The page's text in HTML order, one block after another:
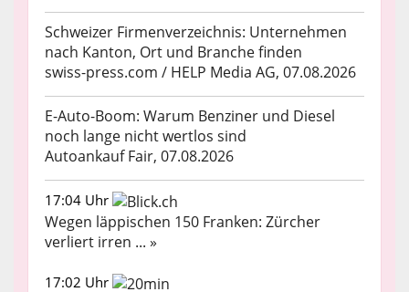
Schweizer Firmenverzeichnis: Unternehmen
nach Kanton, Ort und Branche finden
swiss-press.com / HELP Media AG, 07.08.2026
E-Auto-Boom: Warum Benziner und Diesel
noch lange nicht wertlos sind
Autoankauf Fair, 07.08.2026
17:04 Uhr
Wegen läppischen 150 Franken: Zürcher
verliert irren ... »
17:02 Uhr